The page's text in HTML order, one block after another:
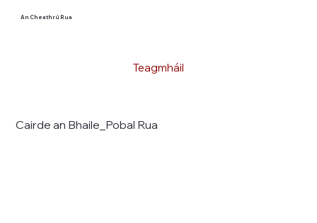
An Cheathrú Rua
Teagmháil
Cairde an Bhaile_Pobal Rua